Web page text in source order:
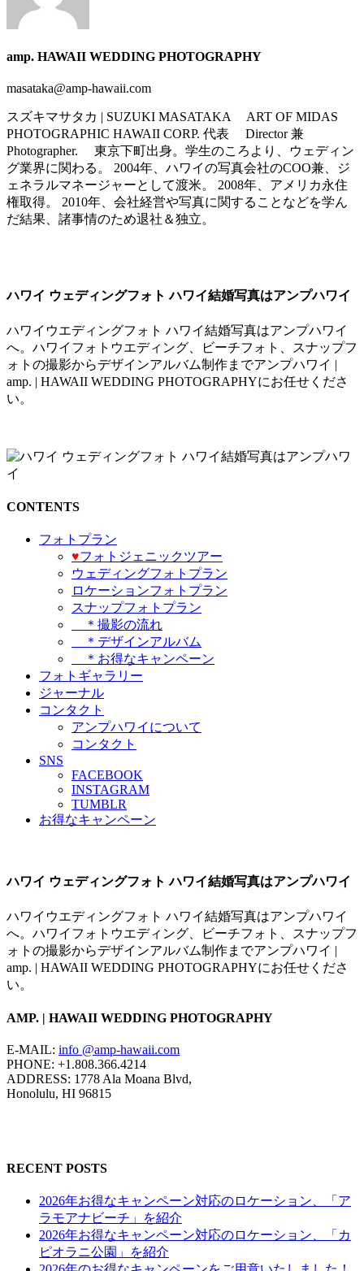
amp. HAWAII WEDDING PHOTOGRAPHY
masataka@amp-hawaii.com
スズキマサタカ | SUZUKI MASATAKA ART OF MIDAS
PHOTOGRAPHIC HAWAII CORP. 代表 Director 兼
Photographer. 東京下町出身。学生のころより、ウェディン
グ業界に関わる。 2004年、ハワイの写真会社のCOO兼、ジ
ェネラルマネージャーとして渡米。 2008年、アメリカ永住
権取得。 2010年、会社経営や写真に関することなどを学ん
だ結果、諸事情のため退社＆独立。
ハワイ ウェディングフォト ハワイ結婚写真はアンプハワイ
ハワイウエディングフォト ハワイ結婚写真はアンプハワイ
へ。ハワイフォトウエディング、ビーチフォト、スナップフ
ォトの撮影からデザインアルバム制作までアンプハワイ |
amp. | HAWAII WEDDING PHOTOGRAPHYにお任せくださ
い。
CONTENTS
フォトプラン
♥️フォトジェニックツアー
ウェディングフォトプラン
ロケーションフォトプラン
スナップフォトプラン
＊撮影の流れ
＊デザインアルバム
＊お得なキャンペーン
フォトギャラリー
ジャーナル
コンタクト
アンプハワイについて
コンタクト
SNS
FACEBOOK
INSTAGRAM
TUMBLR
お得なキャンペーン
ハワイ ウェディングフォト ハワイ結婚写真はアンプハワイ
ハワイウエディングフォト ハワイ結婚写真はアンプハワイ
へ。ハワイフォトウエディング、ビーチフォト、スナップフ
ォトの撮影からデザインアルバム制作までアンプハワイ |
amp. | HAWAII WEDDING PHOTOGRAPHYにお任せくださ
い。
AMP. | HAWAII WEDDING PHOTOGRAPHY
E-MAIL: info @amp-hawaii.com
PHONE: +1.808.366.4214
ADDRESS: 1778 Ala Moana Blvd,
Honolulu, HI 96815
RECENT POSTS
2026年お得なキャンペーン対応のロケーション、「ア
ラモアナビーチ」を紹介
2026年お得なキャンペーン対応のロケーション、「カ
ピオラニ公園」を紹介